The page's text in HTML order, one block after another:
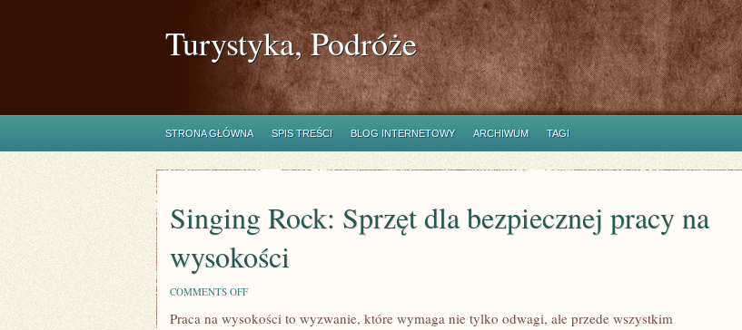
Turystyka, Podróże
STRONA GŁÓWNA SPIS TREŚCI BLOG INTERNETOWY ARCHIWUM TAGI
Singing Rock: Sprzęt dla bezpiecznej pracy na
wysokości
COMMENTS OFFON
ROCK:
Praca na wysokości to wyzwanie, które wymaga nie tylko odwagi, ale przede wszystkim